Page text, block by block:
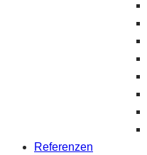
Referenzen